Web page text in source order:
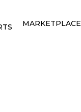
MARKETPLACE